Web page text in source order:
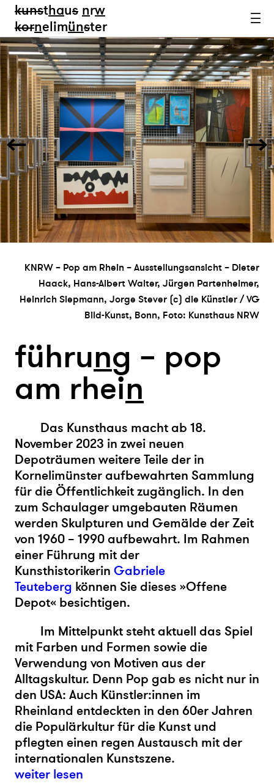
kunsthaus nrw
kornelimünster
KNRW – Pop am Rhein – Ausstellungsansicht – Dieter
Haack, Hans-Albert Walter, Jürgen Partenheimer,
Heinrich Siepmann, Jorge Stever (c) die Künstler / VG
Bild-Kunst, Bonn, Foto: Kunsthaus NRW
führung – pop
am rhein
Das Kunsthaus macht ab 18.
November 2023 in zwei neuen
Depoträumen weitere Teile der in
Kornelimünster aufbewahrten Sammlung
für die Öffentlichkeit zugänglich. In den
zum Schaulager umgebauten Räumen
werden Skulpturen und Gemälde der Zeit
von 1960 – 1990 aufbewahrt. Im Rahmen
einer Führung mit der
Kunsthistorikerin Gabriele
Teuteberg können Sie dieses »Offene
Depot« besichtigen.
Im Mittelpunkt steht aktuell das Spiel
mit Farben und Formen sowie die
Verwendung von Motiven aus der
Alltagskultur. Denn Pop gab es nicht nur in
den USA: Auch Künstler:innen im
Rheinland entdeckten in den 60er Jahren
die Populärkultur für die Kunst und
pflegten einen regen Austausch mit der
internationalen Kunstszene.
weiter lesen